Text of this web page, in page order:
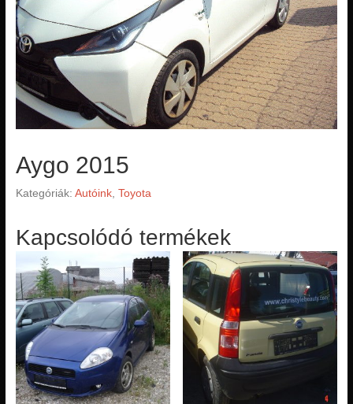
Aygo 2015
Kategóriák: Autóink, Toyota
Kapcsolódó termékek